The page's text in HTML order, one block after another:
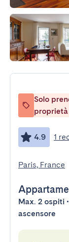
Solo
4.9 1
Paris, France
Max. 2 ospiti
ascensore